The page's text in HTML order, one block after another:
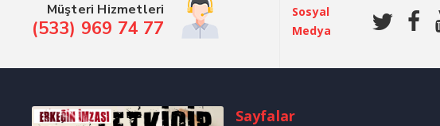
Müşteri Hizmetleri
(533) 969 74 77
Sosyal
Medya
Sayfalar